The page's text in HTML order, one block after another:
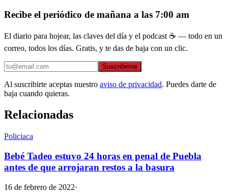
Recibe el periódico de mañana a las 7:00 am
El diario para hojear, las claves del día y el podcast ☕ — todo en un
correo, todos los días. Gratis, y te das de baja con un clic.
Suscribirme
Al suscribirte aceptas nuestro aviso de privacidad. Puedes darte de
baja cuando quieras.
Relacionadas
Policiaca
Bebé Tadeo estuvo 24 horas en penal de Puebla
antes de que arrojaran restos a la basura
16 de febrero de 2022·